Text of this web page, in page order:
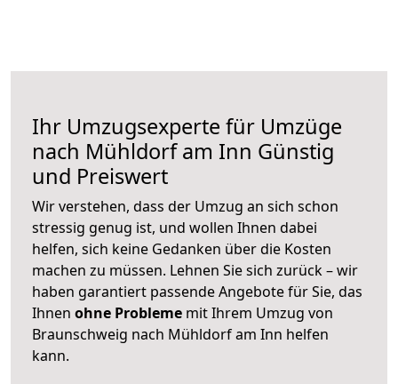
Ihr Umzugsexperte für Umzüge
nach Mühldorf am Inn Günstig
und Preiswert
Wir verstehen, dass der Umzug an sich schon
stressig genug ist, und wollen Ihnen dabei
helfen, sich keine Gedanken über die Kosten
machen zu müssen. Lehnen Sie sich zurück – wir
haben garantiert passende Angebote für Sie, das
Ihnen ohne Probleme mit Ihrem Umzug von
Braunschweig nach Mühldorf am Inn helfen
kann.